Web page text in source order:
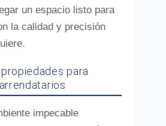
un espacio listo para
la calidad y precisión
para
impecable